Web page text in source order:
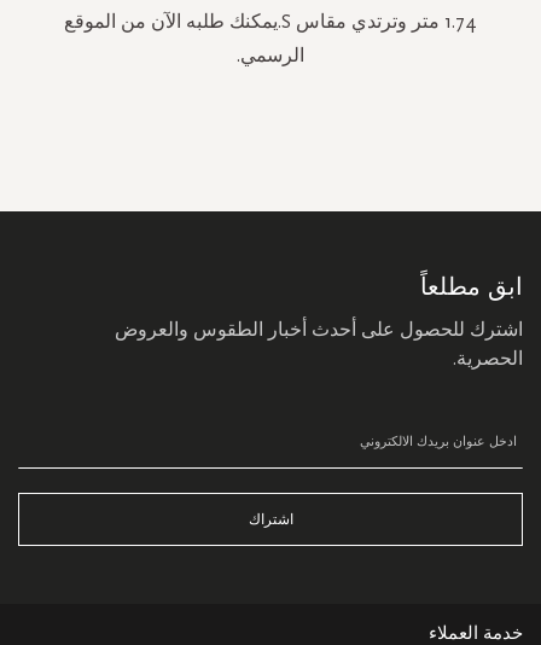
1.74 متر وترتدي مقاس S.يمكنك طلبه الآن من الموقع
الرسمي.
ابق مطلعاً
اشترك للحصول على أحدث أخبار الطقوس والعروض
الحصرية.
اشتراك
خدمة العملاء